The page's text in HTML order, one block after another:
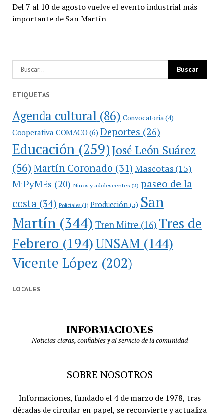
Del 7 al 10 de agosto vuelve el evento industrial más
importante de San Martín
ETIQUETAS
Agenda cultural (86) Convocatoria (4)
Cooperativa COMACO(6) Deportes (26)
Educación(259)José León Suárez
(56)Martín Coronado (31) Mascotas (15)
MiPyMEs (20) Niños y adolescentes (2) paseo de la
costa(34) Policiales(1) Producción(5) San
Martín(344) Tren Mitre (16) Tres de
Febrero (194)UNSAM (144)
Vicente López (202)
LOCALES
INFORMACIONES
Noticias claras, confiables y al servicio de la comunidad
SOBRE NOSOTROS
Informaciones, fundado el 4 de marzo de 1978, tras
décadas de circular en papel, se reconvierte y actualiza